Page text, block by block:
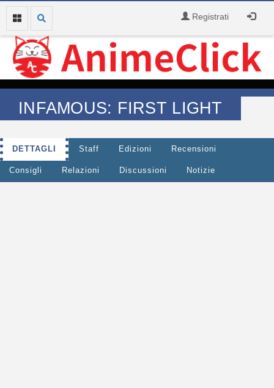
Registrati
INFAMOUS: FIRST LIGHT
DETTAGLI Staff Edizioni Recensioni
Consigli Relazioni Discussioni Notizie